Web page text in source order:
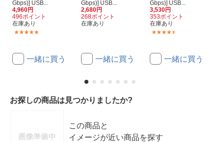
Gbps)] USB...
4,960円
496ポイント
在庫あり
一緒に買う
Gbps)] USB...
2,680円
268ポイント
在庫あり
一緒に買う
Gbps)] USB...
3,530円
353ポイント
在庫あり
一緒に買う
お探しの商品は見つかりましたか?
この商品と
イメージが近い商品を探す